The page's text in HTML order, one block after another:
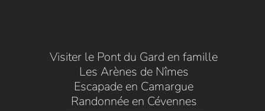
Visiter le Pont du Gard en famille
Les Arènes de Nîmes
Escapade en Camargue
Randonnée en Cévennes